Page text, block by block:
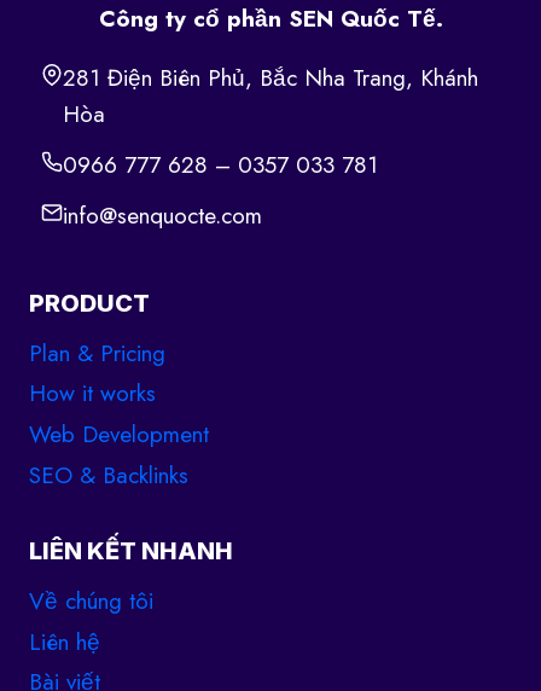
VIỆT
TỚI
Công ty cổ phần SEN Quốc Tế.
281 Điện Biên Phủ, Bắc Nha Trang, Khánh
Hòa
0966 777 628 – 0357 033 781
info@senquocte.com
PRODUCT
Plan & Pricing
How it works
Web Development
SEO & Backlinks
LIÊN KẾT NHANH
Về chúng tôi
Liên hệ
Bài viết